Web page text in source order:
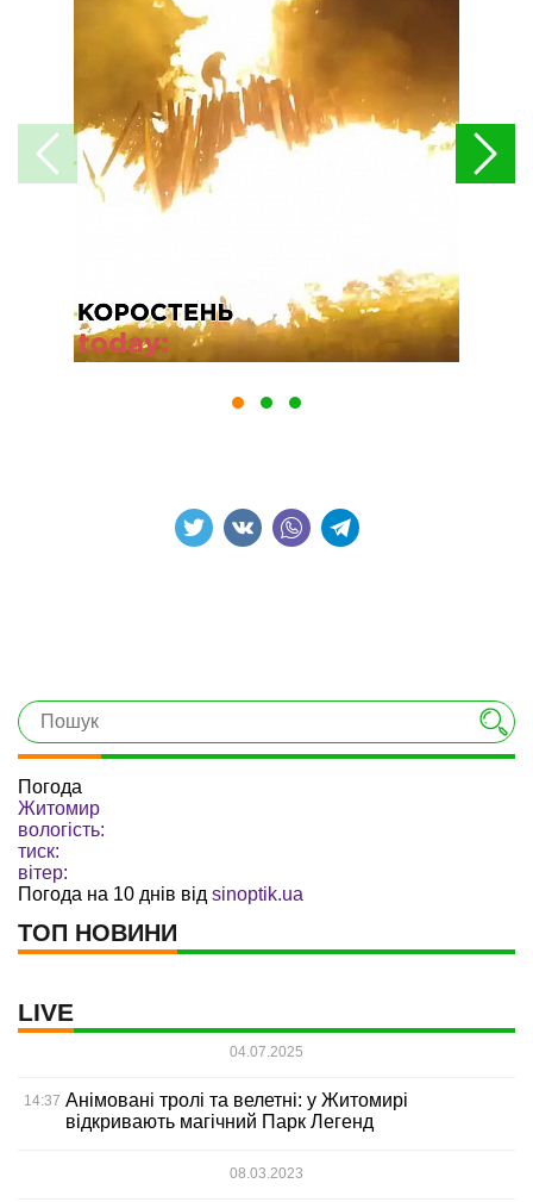
Погода
Житомир
вологість:
тиск:
вітер:
Погода на 10 днів від sinoptik.ua
ТОП НОВИНИ
LIVE
04.07.2025
14:37 Анімовані тролі та велетні: у Житомирі
відкривають магічний Парк Легенд
08.03.2023